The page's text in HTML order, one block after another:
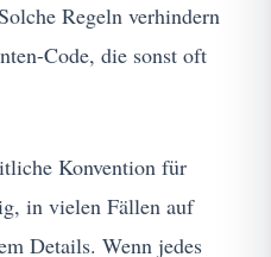
Regeln verhindern
Code, die sonst oft
Konvention für
in vielen Fällen auf
Details. Wenn jedes